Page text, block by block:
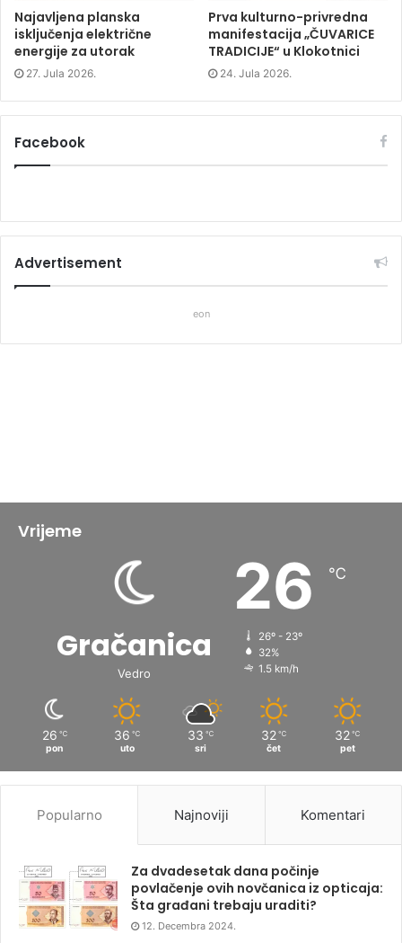
Najavljena planska
isključenja električne
energije za utorak
27. Jula 2026.
Prva kulturno-privredna
manifestacija „ČUVARICE
TRADICIJE“ u Klokotnici
24. Jula 2026.
Facebook
Advertisement
eon
Vrijeme
Gračanica
Vedro
26 ℃
26º - 23º
32%
1.5 km/h
26 ℃
pon
36 ℃
uto
33 ℃
sri
32 ℃
čet
32 ℃
pet
Popularno Najnoviji Komentari
Za dvadesetak dana počinje
povlačenje ovih novčanica iz opticaja:
Šta građani trebaju uraditi?
12. Decembra 2024.